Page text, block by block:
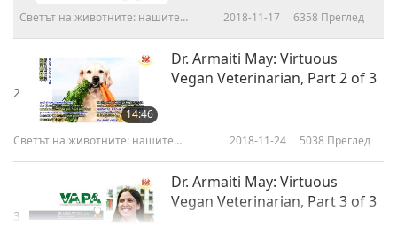
Светът на животните: нашите
2018-11-17 6358 Преглед
2
14:46
Dr. Armaiti May: Virtuous
Vegan Veterinarian, Part 2 of 3
Светът на животните: нашите
2018-11-24 5038 Преглед
3
Dr. Armaiti May: Virtuous
Vegan Veterinarian, Part 3 of 3